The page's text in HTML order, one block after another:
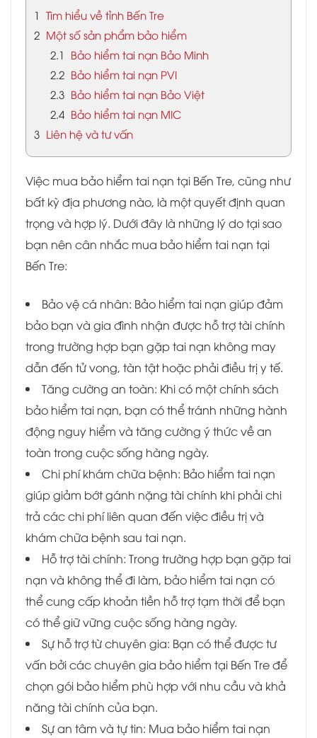
1 Tìm hiểu về tỉnh Bến Tre
2 Một số sản phẩm bảo hiểm
2.1
Bảo hiểm tai nạn Bảo Minh
2.2 Bảo hiểm tai nạn PVI
2.3 Bảo hiểm tai nạn Bảo Việt
2.4 Bảo hiểm tai nạn MIC
3 Liên hệ và tư vấn
Việc mua bảo hiểm tai nạn tại Bến Tre, cũng như
bất kỳ địa phương nào, là một quyết định quan
trọng và hợp lý. Dưới đây là những lý do tại sao
bạn nên cân nhắc mua bảo hiểm tai nạn tại
Bến Tre:
Bảo vệ cá nhân: Bảo hiểm tai nạn giúp đảm
bảo bạn và gia đình nhận được hỗ trợ tài chính
trong trường hợp bạn gặp tai nạn không may
dẫn đến tử vong, tàn tật hoặc phải điều trị y tế.
Tăng cường an toàn: Khi có một chính sách
bảo hiểm tai nạn, bạn có thể tránh những hành
động nguy hiểm và tăng cường ý thức về an
toàn trong cuộc sống hàng ngày.
Chi phí khám chữa bệnh: Bảo hiểm tai nạn
giúp giảm bớt gánh nặng tài chính khi phải chi
trả các chi phí liên quan đến việc điều trị và
khám chữa bệnh sau tai nạn.
Hỗ trợ tài chính: Trong trường hợp bạn gặp tai
nạn và không thể đi làm, bảo hiểm tai nạn có
thể cung cấp khoản tiền hỗ trợ tạm thời để bạn
có thể giữ vững cuộc sống hàng ngày.
Sự hỗ trợ từ chuyên gia: Bạn có thể được tư
vấn bởi các chuyên gia bảo hiểm tại Bến Tre để
chọn gói bảo hiểm phù hợp với nhu cầu và khả
năng tài chính của bạn.
Sự an tâm và tự tin: Mua bảo hiểm tai nạn